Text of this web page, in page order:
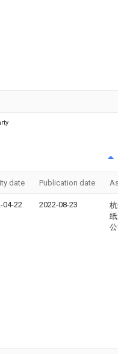
date Publication date
04-22 2022-08-23
杭州
纸业
公司